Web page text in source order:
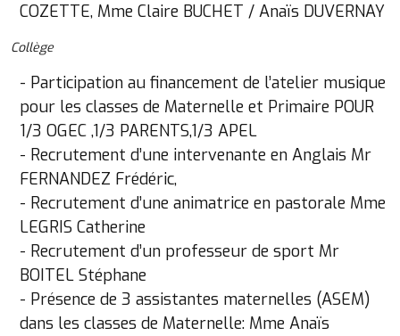
COZETTE, Mme Claire BUCHET / Anaïs DUVERNAY
Collège
- Participation au financement de l’atelier musique
pour les classes de Maternelle et Primaire POUR
1/3 OGEC ,1/3 PARENTS,1/3 APEL
- Recrutement d’une intervenante en Anglais Mr
FERNANDEZ Frédéric,
- Recrutement d’une animatrice en pastorale Mme
LEGRIS Catherine
- Recrutement d’un professeur de sport Mr
BOITEL Stéphane
- Présence de 3 assistantes maternelles (ASEM)
dans les classes de Maternelle: Mme Anaïs